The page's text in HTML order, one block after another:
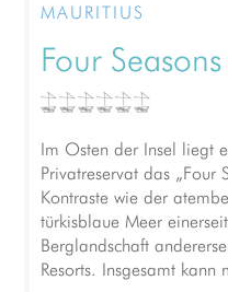
MAURITIUS
Four
Im Osten der Insel liegt
Privatreservat das „Four
Kontraste wie der
türkisblaue Meer
Berglandschaft
Resorts. Insgesamt